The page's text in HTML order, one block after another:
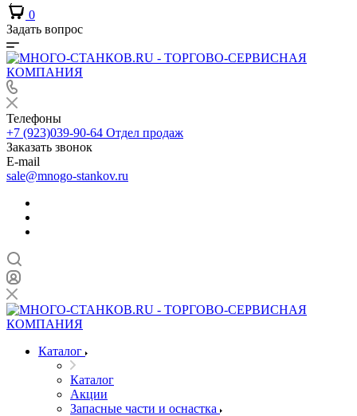
0
Задать вопрос
Телефоны
+7 (923)039-90-64 Отдел продаж
Заказать звонок
E-mail
sale@mnogo-stankov.ru
Каталог
Каталог
Акции
Запасные части и оснастка